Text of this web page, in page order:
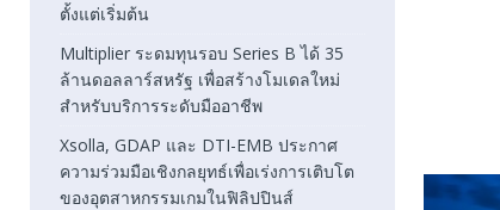
ตั้งแต่เริ่มต้น
Multiplier ระดมทุนรอบ Series B ได้ 35
ล้านดอลลาร์สหรัฐ เพื่อสร้างโมเดลใหม่
สำหรับบริการระดับมืออาชีพ
Xsolla, GDAP และ DTI-EMB ประกาศ
ความร่วมมือเชิงกลยุทธ์เพื่อเร่งการเติบโต
ของอุตสาหกรรมเกมในฟิลิปปินส์